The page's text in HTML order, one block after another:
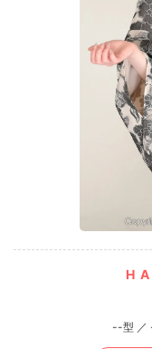
--型 ／